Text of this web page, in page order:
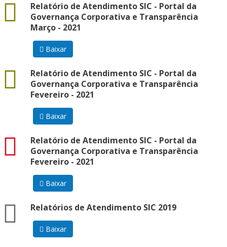
Relatório de Atendimento SIC - Portal da
Governança Corporativa e Transparência
Março - 2021
docx
Baixar
Relatório de Atendimento SIC - Portal da
Governança Corporativa e Transparência
Fevereiro - 2021
docx
Baixar
Relatório de Atendimento SIC - Portal da
Governança Corporativa e Transparência
Fevereiro - 2021
pdf
Baixar
Relatórios de Atendimento SIC 2019
zip
Baixar